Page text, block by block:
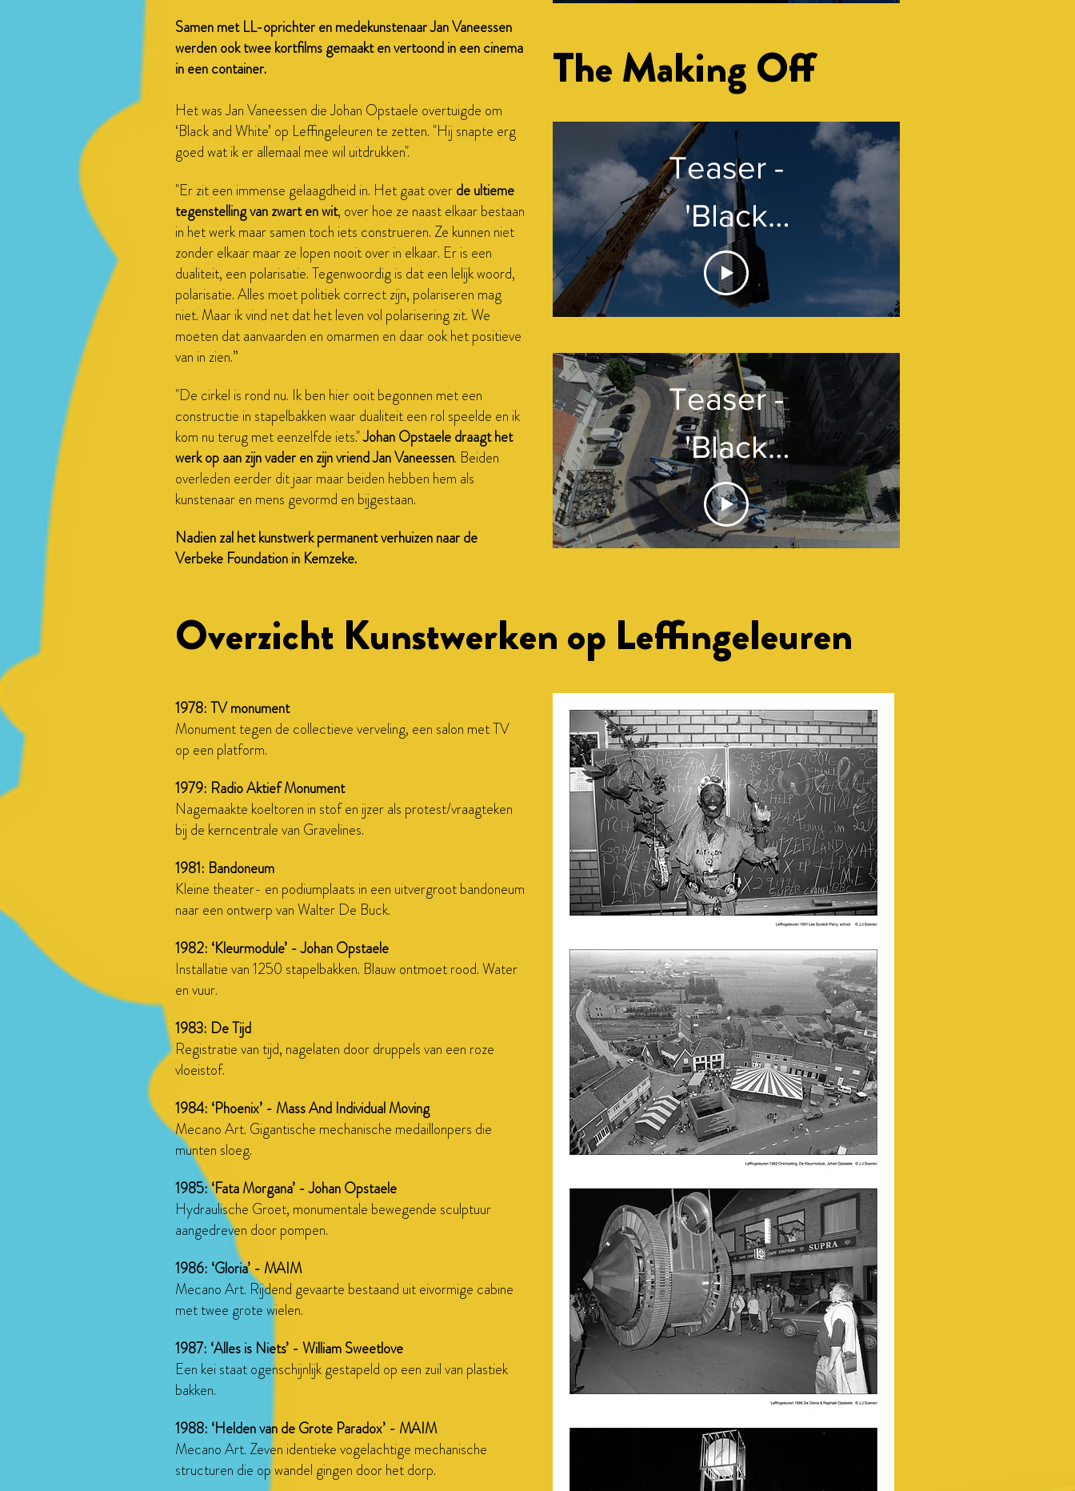
Samen met LL-oprichter en medekunstenaar Jan Vaneessen
werden ook twee kortfilms gemaakt en vertoond in een cinema
in een container.
Het was Jan Vaneessen die Johan Opstaele overtuigde om
‘Black and White’ op Leffingeleuren te zetten. "Hij snapte erg
goed wat ik er allemaal mee wil uitdrukken".
"Er zit een immense gelaagdheid in. Het gaat overde ultieme
tegenstelling van zwart en wit, over hoe ze naast elkaar bestaan
in het werk maar samen toch iets construeren. Ze kunnen niet
zonder elkaar maar ze lopen nooit over in elkaar. Er is een
dualiteit, een polarisatie. Tegenwoordig is dat een lelijk woord,
polarisatie. Alles moet politiek correct zijn, polariseren mag
niet. Maar ik vind net dat het leven vol polarisering zit. We
moeten dat aanvaarden en omarmen en daar ook het positieve
van in zien.”
"De cirkel is rond nu. Ik ben hier ooit begonnen met een
constructie in stapelbakken waar dualiteit een rol speelde en ik
kom nu terug met eenzelfde iets."Johan Opstaele draagt het
werk op aan zijn vader en zijn vriend Jan Vaneessen. Beiden
overleden eerder dit jaar maar beiden hebben hem als
kunstenaar en mens gevormd en bijgestaan.
Nadien zal het kunstwerk permanent verhuizen naar de
Verbeke Foundation in Kemzeke.
The Making Off
Teaser -
'Black
Meets
White'
Teaser -
'Black
Meets
White'
Overzicht Kunstwerken op Leffingeleuren
1978: TV monument
Monument tegen de collectieve verveling, een salon met TV
op een platform.
1979: Radio Aktief Monument
Nagemaakte koeltoren in stof en ijzer als protest/vraagteken
bij de kerncentrale van Gravelines.
1981: Bandoneum
Kleine theater- en podiumplaats in een uitvergroot bandoneum
naar een ontwerp van Walter De Buck.
1982: ‘Kleurmodule’ - Johan Opstaele
Installatie van 1250 stapelbakken. Blauw ontmoet rood. Water
en vuur.
1983: De Tijd
Registratie van tijd, nagelaten door druppels van een roze
vloeistof.
1984: ‘Phoenix’ - Mass And Individual Moving
Mecano Art. Gigantische mechanische medaillonpers die
munten sloeg.
1985: ‘Fata Morgana’ - Johan Opstaele
Hydraulische Groet, monumentale bewegende sculptuur
aangedreven door pompen.
1986: ‘Gloria’ - MAIM
Mecano Art. Rijdend gevaarte bestaand uit eivormige cabine
met twee grote wielen.
1987: ‘Alles is Niets’ - William Sweetlove
Een kei staat ogenschijnlijk gestapeld op een zuil van plastiek
bakken.
1988: ‘Helden van de Grote Paradox’ - MAIM
Mecano Art. Zeven identieke vogelachtige mechanische
structuren die op wandel gingen door het dorp.